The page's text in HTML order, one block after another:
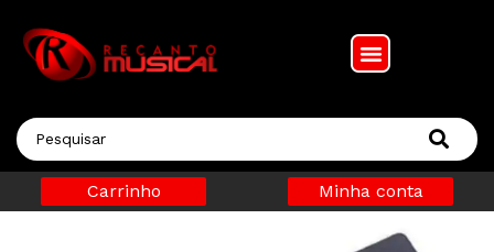
Carrinho Minha conta